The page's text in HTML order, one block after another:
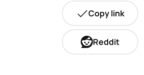
Copy link
Reddit